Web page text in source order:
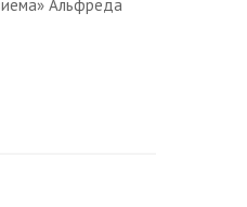
Альфреда